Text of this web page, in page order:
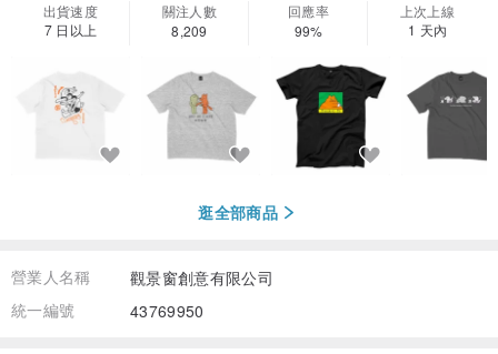
出貨速度
7 日以上
關注人數
8,209
回應率
99%
上次上線
1 天內
逛全部商品
營業人名稱
觀景窗創意有限公司
統一編號
43769950